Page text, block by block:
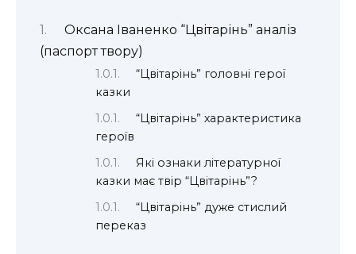
Оксана Іваненко “Цвітарінь” аналіз
(паспорт твору)
“Цвітарінь” головні герої
казки
“Цвітарінь” характеристика
героїв
Які ознаки літературної
казки має твір “Цвітарінь”?
“Цвітарінь” дуже стислий
переказ